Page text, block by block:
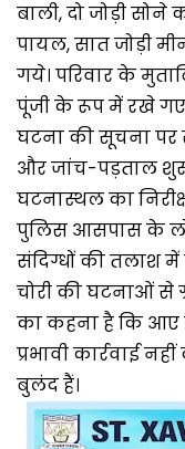
बाली, दो जोड़ी सोने
पायल, सात जोड़ी
गये। परिवार के
पूंजी के रूप में रखे गए
घटना की सूचना पर
और जांच-पड़ताल
घटनास्थल का
पुलिस आसपास के
संदिग्धों की तलाश में
चोरी की घटनाओं से
का कहना है कि आए
प्रभावी कार्रवाई
बुलंद हैं।